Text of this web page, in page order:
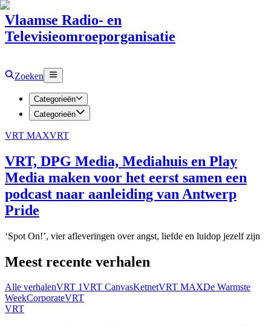
Vlaamse Radio- en
Televisieomroeporganisatie
Zoeken
Categorieën
Categorieën
VRT MAXVRT
VRT, DPG Media, Mediahuis en Play
Media maken voor het eerst samen een
podcast naar aanleiding van Antwerp
Pride
‘Spot On!’, vier afleveringen over angst, liefde en luidop jezelf zijn
Meest recente verhalen
Alle verhalenVRT 1VRT CanvasKetnetVRT MAXDe Warmste
WeekCorporateVRT
VRT